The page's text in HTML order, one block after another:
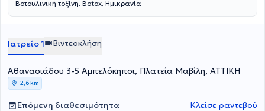
Bοτουλινική τοξίνη, Botox, Ημικρανία
Ιατρείο 1 Βιντεοκλήση
Αθανασιάδου 3-5 Αμπελόκηποι, Πλατεία Μαβίλη, ΑΤΤΙΚΗ
2,6 km
Επόμενη διαθεσιμότητα Κλείσε ραντεβού